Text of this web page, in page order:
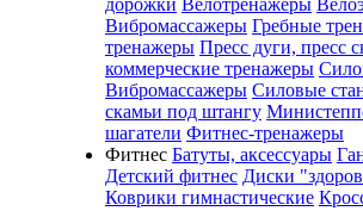
дорожки Велотренажеры
Вибромассажеры Гребные
тренажеры Пресс дуги, пресс
коммерческие тренажеры
Вибромассажеры Силовые
скамьи под штангу
шагатели Фитнес-тренажеры
Фитнес Батуты, аксессуары
Детский фитнес Диски
Коврики гимнастические